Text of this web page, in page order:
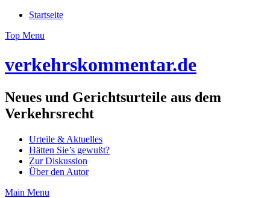
Skip
content
Startseite
Top Menu
verkehrskommentar.de
Neues und Gerichtsurteile aus dem
Verkehrsrecht
Urteile & Aktuelles
Hätten Sie’s gewußt?
Zur Diskussion
Über den Autor
Main Menu